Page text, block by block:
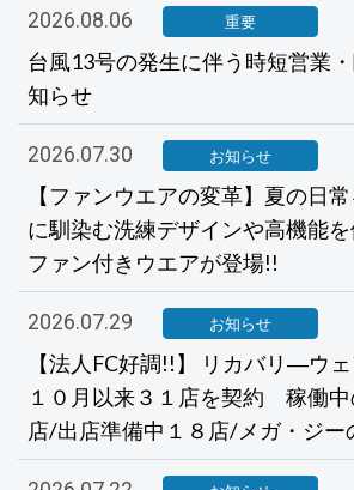
2026.08.06 重要
台風13号の発生に伴う時短営業
知らせ
2026.07.30 お知らせ
【ファンウエアの変革】夏の日
に馴染む洗練デザインや高機能
ファン付きウエアが登場!!
2026.07.29 お知らせ
【法人FC好調!!】 リカバリ―ウ
１０月以来３１店を契約 稼働中
店/出店準備中１８店/メガ・ジー